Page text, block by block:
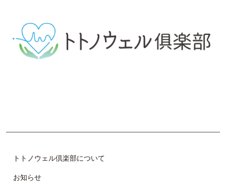
トトノウェル倶楽部について
お知らせ